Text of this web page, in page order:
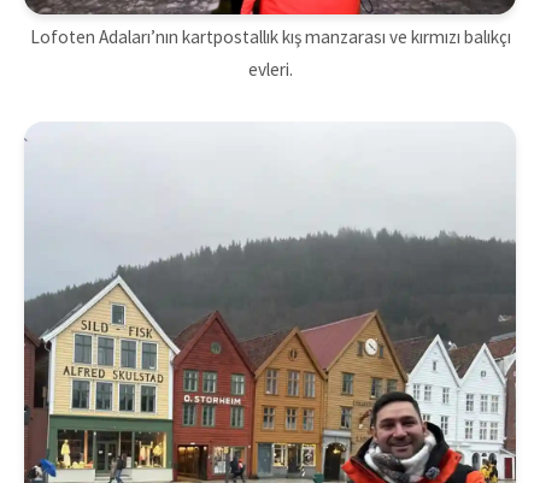
Lofoten Adaları’nın kartpostallık kış manzarası ve kırmızı balıkçı
evleri.